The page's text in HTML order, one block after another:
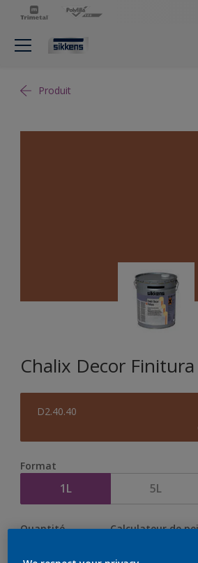
Produit
Chalix Decor Finitura
D2.40.40
Format
1L 5L
Quantité Calculateur de